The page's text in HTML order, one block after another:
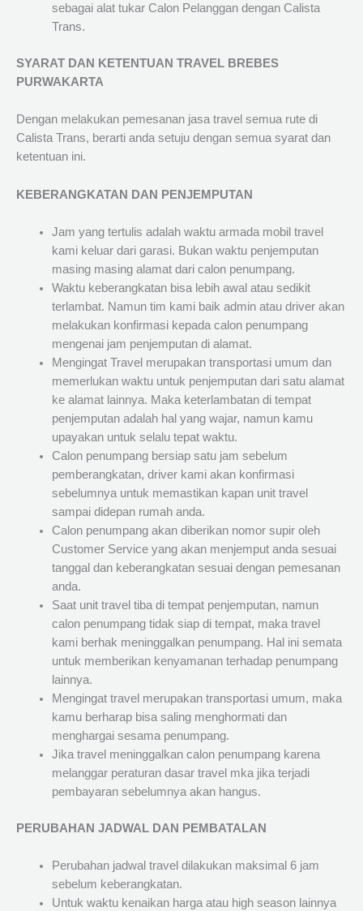
sebagai alat tukar Calon Pelanggan dengan Calista
Trans.
SYARAT DAN KETENTUAN TRAVEL BREBES
PURWAKARTA
Dengan melakukan pemesanan jasa travel semua rute di
Calista Trans, berarti anda setuju dengan semua syarat dan
ketentuan ini.
KEBERANGKATAN DAN PENJEMPUTAN
Jam yang tertulis adalah waktu armada mobil travel
kami keluar dari garasi. Bukan waktu penjemputan
masing masing alamat dari calon penumpang.
Waktu keberangkatan bisa lebih awal atau sedikit
terlambat. Namun tim kami baik admin atau driver akan
melakukan konfirmasi kepada calon penumpang
mengenai jam penjemputan di alamat.
Mengingat Travel merupakan transportasi umum dan
memerlukan waktu untuk penjemputan dari satu alamat
ke alamat lainnya. Maka keterlambatan di tempat
penjemputan adalah hal yang wajar, namun kamu
upayakan untuk selalu tepat waktu.
Calon penumpang bersiap satu jam sebelum
pemberangkatan, driver kami akan konfirmasi
sebelumnya untuk memastikan kapan unit travel
sampai didepan rumah anda.
Calon penumpang akan diberikan nomor supir oleh
Customer Service yang akan menjemput anda sesuai
tanggal dan keberangkatan sesuai dengan pemesanan
anda.
Saat unit travel tiba di tempat penjemputan, namun
calon penumpang tidak siap di tempat, maka travel
kami berhak meninggalkan penumpang. Hal ini semata
untuk memberikan kenyamanan terhadap penumpang
lainnya.
Mengingat travel merupakan transportasi umum, maka
kamu berharap bisa saling menghormati dan
menghargai sesama penumpang.
Jika travel meninggalkan calon penumpang karena
melanggar peraturan dasar travel mka jika terjadi
pembayaran sebelumnya akan hangus.
PERUBAHAN JADWAL DAN PEMBATALAN
Perubahan jadwal travel dilakukan maksimal 6 jam
sebelum keberangkatan.
Untuk waktu kenaikan harga atau high season lainnya